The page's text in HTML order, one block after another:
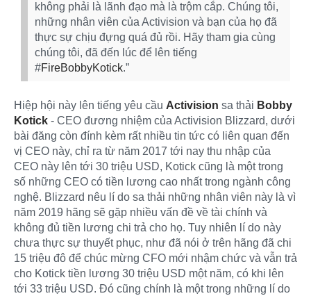
không phải là lãnh đạo mà là trộm cắp. Chúng tôi,
những nhân viên của Activision và bạn của họ đã
thực sự chịu đựng quá đủ rồi. Hãy tham gia cùng
chúng tôi, đã đến lúc để lên tiếng
#FireBobbyKotick.”
Hiệp hội này lên tiếng yêu cầu Activision sa thải Bobby
Kotick - CEO đương nhiệm của Activision Blizzard, dưới
bài đăng còn đính kèm rất nhiều tin tức có liên quan đến
vị CEO này, chỉ ra từ năm 2017 tới nay thu nhập của
CEO này lên tới 30 triệu USD, Kotick cũng là một trong
số những CEO có tiền lương cao nhất trong ngành công
nghệ. Blizzard nêu lí do sa thải những nhân viên này là vì
năm 2019 hãng sẽ gặp nhiều vấn đề về tài chính và
không đủ tiền lương chi trả cho họ. Tuy nhiên lí do này
chưa thực sự thuyết phục, như đã nói ở trên hãng đã chi
15 triệu đô để chúc mừng CFO mới nhậm chức và vẫn trả
cho Kotick tiền lương 30 triệu USD một năm, có khi lên
tới 33 triệu USD. Đó cũng chính là một trong những lí do